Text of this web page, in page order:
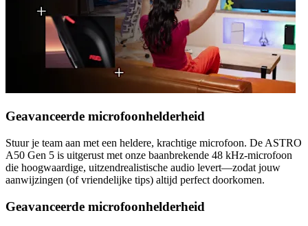
Geavanceerde microfoonhelderheid
Stuur je team aan met een heldere, krachtige microfoon. De ASTRO
A50 Gen 5 is uitgerust met onze baanbrekende 48 kHz-microfoon
die hoogwaardige, uitzendrealistische audio levert—zodat jouw
aanwijzingen (of vriendelijke tips) altijd perfect doorkomen.
Geavanceerde microfoonhelderheid